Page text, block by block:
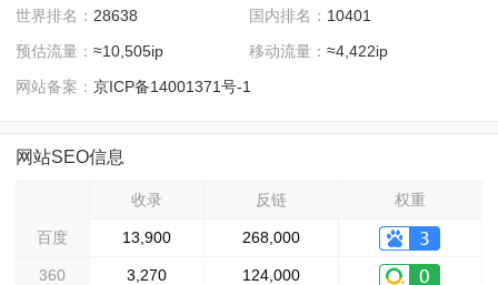
世界排名： 28638 国内排名： 10401
预估流量： ≈10,505ip 移动流量： ≈4,422ip
网站备案： 京ICP备14001371号-1
网站SEO信息
收录 反链 权重
百度 13,900 268,000
360 3,270 124,000